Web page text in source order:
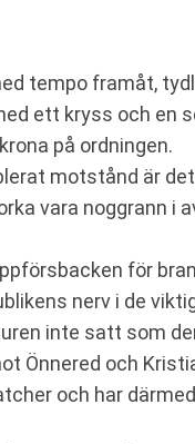
tempo framåt,
ett kryss och en
på ordningen.
motstånd är
vara noggrann i
för
nerv i de
inte satt som
Önnered och
och har